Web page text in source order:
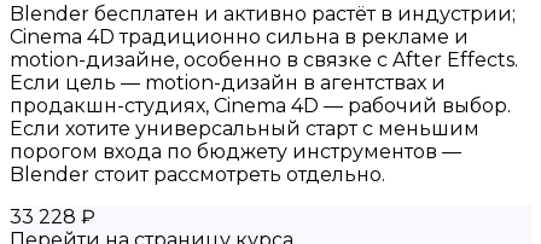
Blender бесплатен и активно растёт в индустрии;
Cinema 4D традиционно сильна в рекламе и
motion-дизайне, особенно в связке с After Effects.
Если цель — motion-дизайн в агентствах и
продакшн-студиях, Cinema 4D — рабочий выбор.
Если хотите универсальный старт с меньшим
порогом входа по бюджету инструментов —
Blender стоит рассмотреть отдельно.
33 228 ₽
Перейти на страницу курса